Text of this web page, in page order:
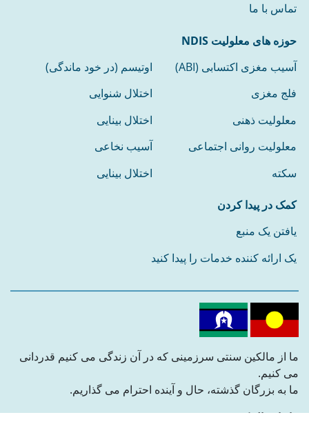
تماس با ما
حوزه های معلولیت NDIS
آسیب مغزی اکتسابی (ABI)
اوتیسم (در خود ماندگی)
فلج مغزی
اختلال شنوایی
معلولیت ذهنی
اختلال بینایی
معلولیت روانی اجتماعی
آسیب نخاعی
سکته
اختلال بینایی
کمک در پیدا کردن
یافتن یک منبع
یک ارائه کننده خدمات را پیدا کنید
ما از مالکین سنتی سرزمینی که در آن زندگی می کنیم قدردانی
می کنیم.
ما به بزرگان گذشته، حال و آینده احترام می گذاریم.
ما را دنبال کنید